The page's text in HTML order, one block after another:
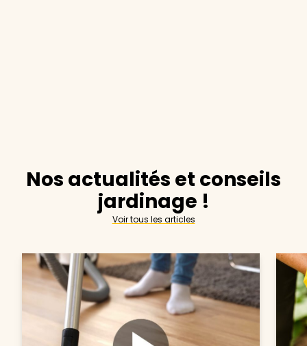
Nos actualités et conseils
jardinage !
Voir tous les articles